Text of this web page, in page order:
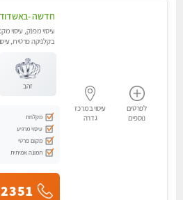
לפרטים
נוספים
עיסוי במרכז
גדרה
עיסוי מפנק, עיסוי
בקלניקה פרטית,
זהב
מקלחת
עיסוי מרגיע
מקום פרטי
תמונה אמיתית